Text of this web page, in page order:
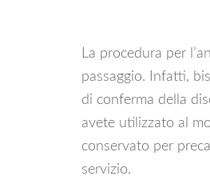
La procedura per
passaggio. Infatti,
di conferma della
avete utilizzato al
conservato per
servizio.